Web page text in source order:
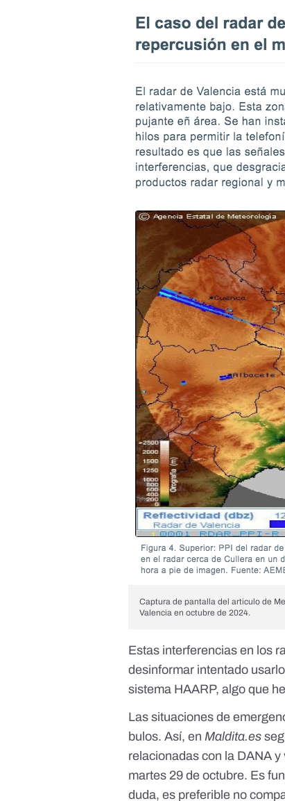
Captura de pantalla del articulo de
Valencia en octubre de 2024.
Estas interferencias en los
desinformar intentado
sistema HAARP, algo que
Las situaciones de
bulos. Así, enMaldita.es
relacionadas con la DANA y
martes 29 de octubre. Es
duda, es preferible no